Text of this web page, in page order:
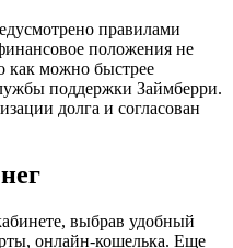
правилами
положения не
как можно быстрее
поддержки Займберри.
долга и согласован
выбрав удобный
онлайн-кошелька. Еще